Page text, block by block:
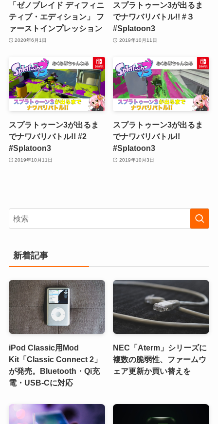
「ゼノブレイド ディフィニ
ティブ・エディション」 フ
ァーストインプレッション
2020年6月1日
スプラトゥーン3が出るま
でナワバリバトル!! #３
#Splatoon3
2019年10月11日
スプラトゥーン3が出るま
でナワバリバトル!! #2
#Splatoon3
2019年10月11日
スプラトゥーン3が出るま
でナワバリバトル!!
#Splatoon3
2019年10月3日
新着記事
iPod Classic用Mod
Kit「Classic Connect 2」
が発売。Bluetooth・Qi充
電・USB-Cに対応
NEC「Aterm」シリーズに
複数の脆弱性、ファームウ
ェア更新か買い替えを